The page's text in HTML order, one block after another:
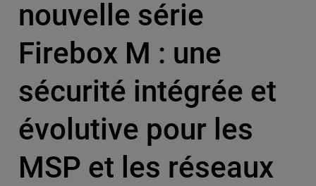
nouvelle série
Firebox M : une
sécurité intégrée et
évolutive pour les
MSP et les réseaux